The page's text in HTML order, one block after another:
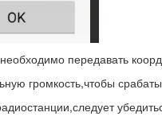
передавать
громкость,чтобы